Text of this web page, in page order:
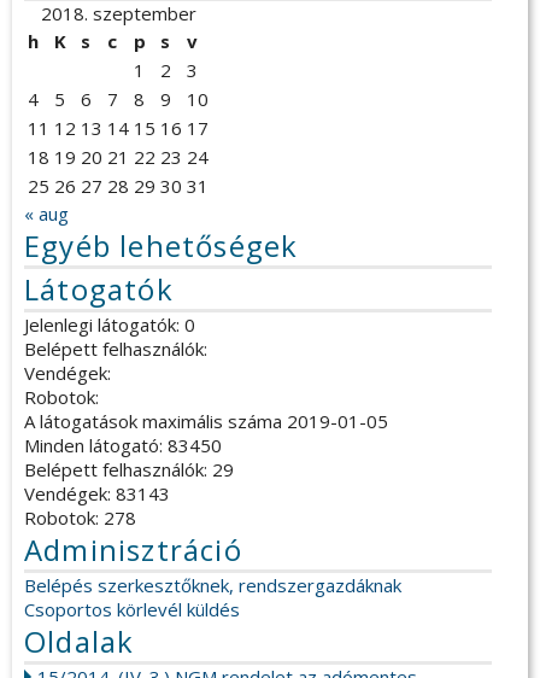
2018. szeptember
h
K s c p s
v
1
2
3
4
5 6 7 8 9
10
11 12 13 14 15 16 17
18 19 20 21 22 23 24
25 26 27 28 29 30 31
« aug
Egyéb lehetőségek
Látogatók
Jelenlegi látogatók: 0
Belépett felhasználók:
Vendégek:
Robotok:
A látogatások maximális száma 2019-01-05
Minden látogató: 83450
Belépett felhasználók: 29
Vendégek: 83143
Robotok: 278
Adminisztráció
Belépés szerkesztőknek, rendszergazdáknak
Csoportos körlevél küldés
Oldalak